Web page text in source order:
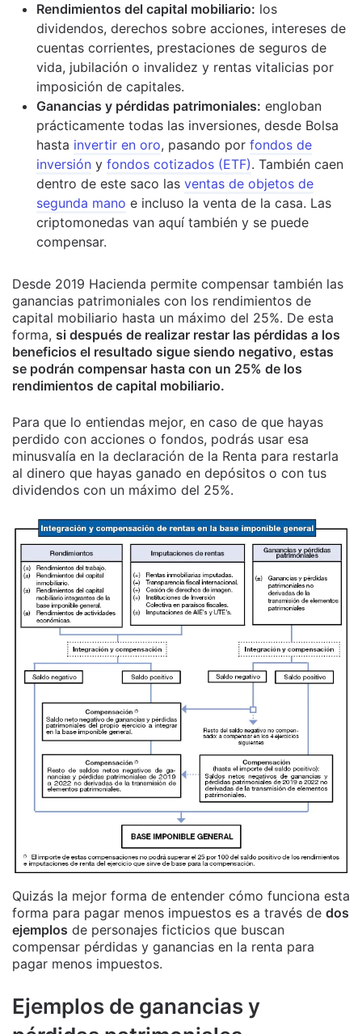
Rendimientos del capital mobiliario: los
dividendos, derechos sobre acciones, intereses de
cuentas corrientes, prestaciones de seguros de
vida, jubilación o invalidez y rentas vitalicias por
imposición de capitales.
Ganancias y pérdidas patrimoniales: engloban
prácticamente todas las inversiones, desde Bolsa
hasta invertir en oro, pasando por fondos de
inversión y fondos cotizados (ETF). También caen
dentro de este saco las ventas de objetos de
segunda mano e incluso la venta de la casa. Las
criptomonedas van aquí también y se puede
compensar.
Desde 2019 Hacienda permite compensar también las
ganancias patrimoniales con los rendimientos de
capital mobiliario hasta un máximo del 25%. De esta
forma, si después de realizar restar las pérdidas a los
beneficios el resultado sigue siendo negativo, estas
se podrán compensar hasta con un 25% de los
rendimientos de capital mobiliario.
Para que lo entiendas mejor, en caso de que hayas
perdido con acciones o fondos, podrás usar esa
minusvalía en la declaración de la Renta para restarla
al dinero que hayas ganado en depósitos o con tus
dividendos con un máximo del 25%.
Quizás la mejor forma de entender cómo funciona esta
forma para pagar menos impuestos es a través de dos
ejemplos de personajes ficticios que buscan
compensar pérdidas y ganancias en la renta para
pagar menos impuestos.
Ejemplos de ganancias y